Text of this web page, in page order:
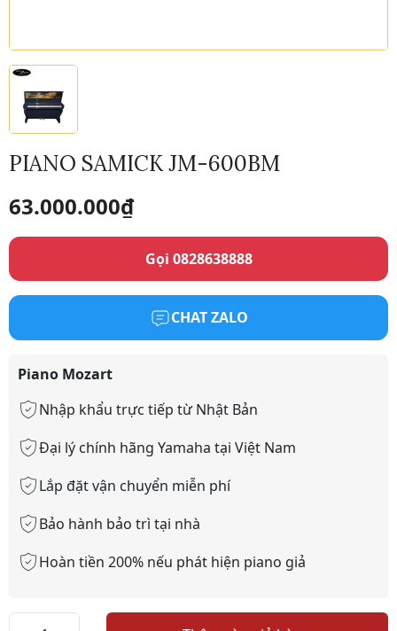
PIANO SAMICK JM-600BM
63.000.000₫
Gọi 0828638888
CHAT ZALO
Piano Mozart
Nhập khẩu trực tiếp từ Nhật Bản
Đại lý chính hãng Yamaha tại Việt Nam
Lắp đặt vận chuyển miễn phí
Bảo hành bảo trì tại nhà
Hoàn tiền 200% nếu phát hiện piano giả